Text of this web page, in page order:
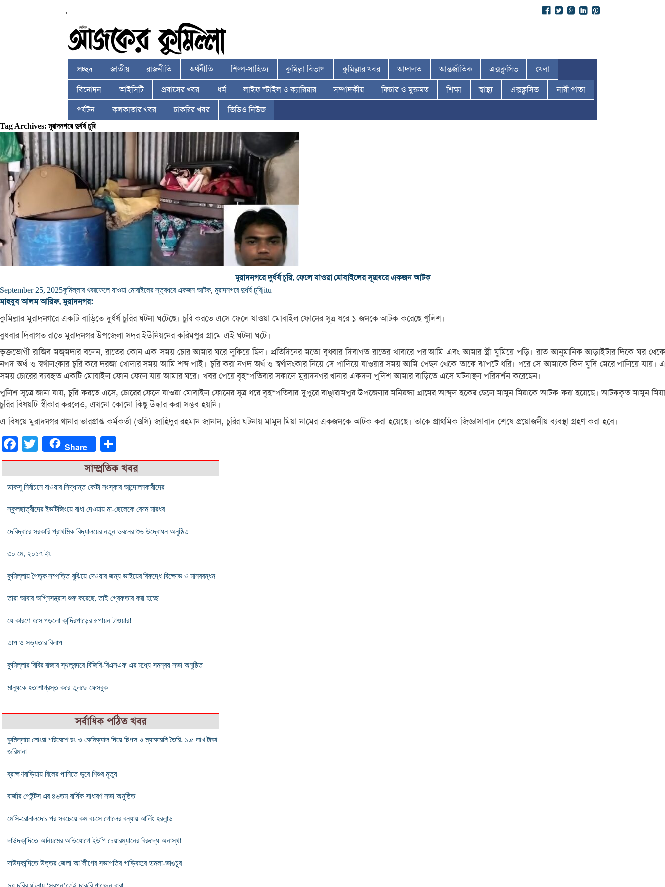
,
প্রচ্ছদ জাতীয় রাজনীতি অর্থনীতি শিল্প-সাহিত্য কুমিল্লা বিভাগ কুমিল্লার খবর আদালত আন্তর্জাতিক এক্সক্লুসিভ খেলা
বিনোদন আইসিটি প্রবাসের খবর ধর্ম লাইফ স্টাইল ও ক্যারিয়ার সম্পাদকীয় ফিচার ও মুক্তমত শিক্ষা স্বাস্থ্য এক্সক্লুসিভ নারী পাতা
পর্যটন কলকাতার খবর চাকরির খবর ভিডিও নিউজ
Tag Archives: মুরাদনগরে দুর্ধর্ষ চুরি
মুরাদনগরে দুর্ধর্ষ চুরি, ফেলে যাওয়া মোবাইলের সূত্রধরে একজন আটক
September 25, 2025কুমিল্লার খবরফেলে যাওয়া মোবাইলের সূত্রধরে একজন আটক, মুরাদনগরে দুর্ধর্ষ চুরিjitu
মাহবুব আলম আরিফ, মুরাদনগর:
কুমিল্লার মুরাদনগরে একটি বাড়িতে দুর্ধর্ষ চুরির ঘটনা ঘটেছে। চুরি করতে এসে ফেলে যাওয়া মোবাইল ফোনের সূত্র ধরে ১ জনকে আটক করেছে পুলিশ।
বুধবার দিবাগত রাতে মুরাদনগর উপজেলা সদর ইউনিয়নের করিমপুর গ্রামে এই ঘটনা ঘটে।
ভুক্তভোগী রাজিব মজুমদার বলেন, রাতের কোন এক সময় চোর আমার ঘরে লুকিয়ে ছিল। প্রতিদিনের মতো বুধবার দিবাগত রাতের খাবারে পর আমি এবং আমার স্ত্রী ঘুমিয়ে পড়ি। রাত আনুমানিক আড়াইটার দিকে ঘর থেকে
নগদ অর্থ ও স্বর্ণালংকার চুরি করে দরজা খোলার সময় আমি শব্দ পাই। চুরি করা নগদ অর্থ ও স্বর্ণালংকার নিয়ে সে পালিয়ে যাওয়ার সময় আমি পেছন থেকে তাকে ঝাপটে ধরি। পরে সে আমাকে কিল ঘুষি মেরে পালিয়ে যায়। এ
সময় চোরের ব্যবহৃত একটি মোবাইল ফোন ফেলে যায় আমার ঘরে। খবর পেয়ে বৃহস্পতিবার সকালে মুরাদনগর থানার একদল পুলিশ আমার বাড়িতে এসে ঘটনাস্থল পরিদর্শন করেছেন।
পুলিশ সূত্রে জানা যায়, চুরি করতে এসে, চোরের ফেলে যাওয়া মোবাইল ফোনের সূত্র ধরে বৃহস্পতিবার দুপুরে বাঞ্ছারামপুর উপজেলার মনিয়ন্ধা গ্রামের আব্দুল হকের ছেলে মামুন মিয়াকে আটক করা হয়েছে। আটককৃত মামুন মিয়া
চুরির বিষয়টি স্বীকার করলেও, এখনো কোনো কিছু উদ্ধার করা সম্ভব হয়নি।
এ বিষয়ে মুরাদনগর থানার ভারপ্রাপ্ত কর্মকর্তা (ওসি) জাহিদুর রহমান জানান, চুরির ঘটনায় মামুন মিয়া নামের একজনকে আটক করা হয়েছে। তাকে প্রাথমিক জিজ্ঞাসাবাদ শেষে প্রয়োজনীয় ব্যবস্থা গ্রহণ করা হবে।
FacebookTwitter Share
সাম্প্রতিক খবর
ডাকসু নির্বাচনে যাওয়ার সিদ্ধান্ত কোটা সংস্কার আন্দোলনকারীদের
স্কুলছাত্রীদের ইভটিজিংয়ে বাধা দেওয়ায় মা-ছেলেকে বেদম মারধর
দেবিদ্বারে সরকারি প্রাথমিক বিদ্যালয়ের নতুন ভবনের শুভ উদ্বোধন অনুষ্ঠিত
৩০ মে, ২০১৭ ইং
কুমিল্লায় পৈতৃক সম্পত্তি বুঝিয়ে দেওয়ার জন্য ভাইয়ের বিরুদ্ধে বিক্ষোভ ও মানববন্ধন
তারা আবার অগ্নিসন্ত্রাস শুরু করেছে, তাই গ্রেফতার করা হচ্ছে
যে কারণে ধসে পড়লো কান্দিরপাড়ের রূপায়ন টাওয়ার!
তাপ ও সভ্যতার বিলাপ
কুমিল্লার বিবির বাজার স্থলবন্দরে বিজিবি-বিএসএফ এর মধ্যে সমন্বয় সভা অনুষ্ঠিত
মানুষকে হতাশাগ্রস্ত করে তুলছে ফেসবুক
সর্বাধিক পঠিত খবর
কুমিল্লায় নোংরা পরিবেশে রং ও কেমিক্যাল দিয়ে চিপস ও ম্যাকারনি তৈরি: ১.৫ লাখ টাকা
জরিমানা
ব্রাহ্মণবাড়িয়ায় বিলের পানিতে ডুবে শিশুর মৃত্যু
বার্জার পেইন্টস এর ৪৬তম বার্ষিক সাধারণ সভা অনুষ্ঠিত
মেসি-রোনালদোর পর সবচেয়ে কম বয়সে গোলের বন্যায় আর্লিং হরলান্ড
দাউদকান্দিতে অনিয়মের অভিযোগে ইউপি চেয়ারম্যানের বিরুদ্ধে অনাস্থা
দাউদকান্দিতে উত্তর জেলা আ’লীগের সভাপতির গাড়িবহরে হামলা-ভাঙচুর
দুধ চুরির ঘটনায় ‘স্বপ্ন’তেই চাকরি পাচ্ছেন বাবা